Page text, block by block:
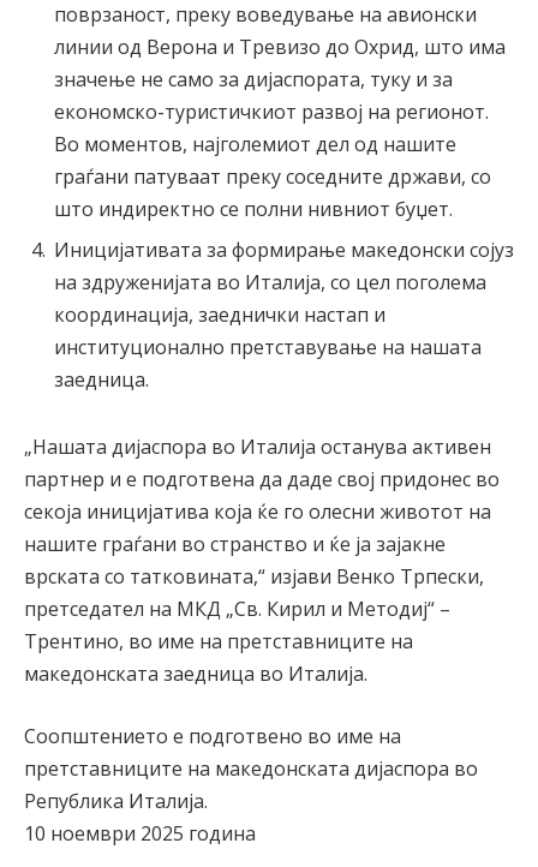
поврзаност, преку воведување на авионски
линии од Верона и Тревизо до Охрид, што има
значење не само за дијаспората, туку и за
економско-туристичкиот развој на регионот.
Во моментов, најголемиот дел од нашите
граѓани патуваат преку соседните држави, со
што индиректно се полни нивниот буџет.
Иницијативата за формирање македонски сојуз
на здруженијата во Италија, со цел поголема
координација, заеднички настап и
институционално претставување на нашата
заедница.
„Нашата дијаспора во Италија останува активен
партнер и е подготвена да даде свој придонес во
секоја иницијатива која ќе го олесни животот на
нашите граѓани во странство и ќе ја зајакне
врската со татковината,“ изјави Венко Трпески,
претседател на МКД „Св. Кирил и Методиј“ –
Трентино, во име на претставниците на
македонската заедница во Италија.
Соопштението е подготвено во име на
претставниците на македонската дијаспора во
Република Италија.
10 ноември 2025 година